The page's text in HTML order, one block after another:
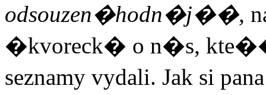
odsouzen�hodn�j��,
�kvoreck� o n�s, kte��
seznamy vydali. Jak si